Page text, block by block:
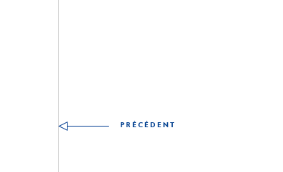
PRÉCÉDENT